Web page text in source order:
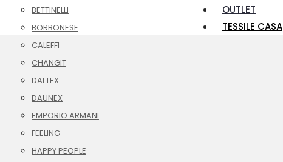
BETTINELLI
BORBONESE
CALEFFI
CHANGIT
DALTEX
DAUNEX
EMPORIO ARMANI
FEELING
HAPPY PEOPLE
OUTLET
TESSILE CASA